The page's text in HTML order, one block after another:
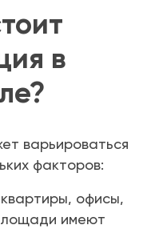
в
варьироваться
факторов:
офисы,
имеют